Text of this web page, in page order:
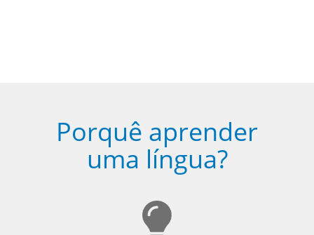
Porquê aprender
uma língua?